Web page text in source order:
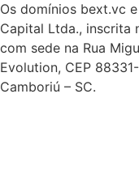
Os domínios bext.vc
Capital Ltda., inscrita
com sede na Rua
Evolution, CEP
Camboriú – SC.